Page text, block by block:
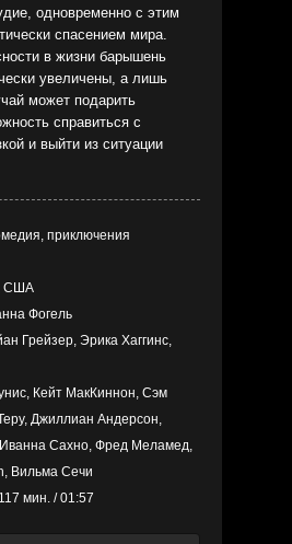
одновременно с этим
спасением мира.
в жизни барышень
увеличены, а лишь
может подарить
справиться с
и выйти из ситуации
приключения
США
Фогель
Грейзер, Эрика Хаггинс,
Кейт МакКиннон, Сэм
Джиллиан Андерсон,
Сахно, Фред Меламед,
Вильма Сечи
117 мин. / 01:57